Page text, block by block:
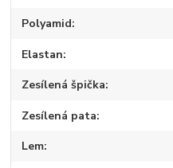
Polyamid
Elastan
Zesílená špička
Zesílená pata
Lem